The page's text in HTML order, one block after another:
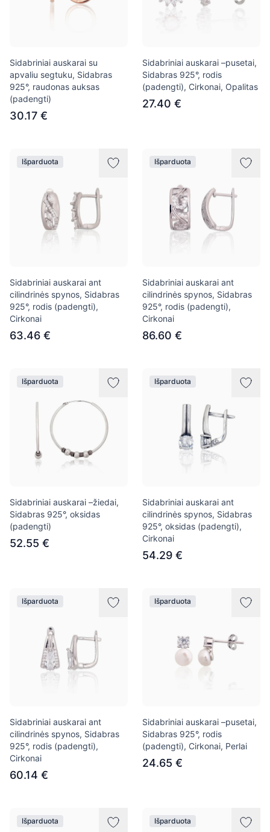
Sidabriniai auskarai su
apvaliu segtuku, Sidabras
925°, raudonas auksas
(padengti)
30.17 €
Sidabriniai auskarai –pusetai,
Sidabras 925°, rodis
(padengti), Cirkonai, Opalitas
27.40 €
Išparduota
Sidabriniai auskarai ant
cilindrinės spynos, Sidabras
925°, rodis (padengti),
Cirkonai
63.46 €
Išparduota
Sidabriniai auskarai ant
cilindrinės spynos, Sidabras
925°, rodis (padengti),
Cirkonai
86.60 €
Išparduota
Sidabriniai auskarai –žiedai,
Sidabras 925°, oksidas
(padengti)
52.55 €
Išparduota
Sidabriniai auskarai ant
cilindrinės spynos, Sidabras
925°, oksidas (padengti),
Cirkonai
54.29 €
Išparduota
Sidabriniai auskarai ant
cilindrinės spynos, Sidabras
925°, rodis (padengti),
Cirkonai
60.14 €
Išparduota
Sidabriniai auskarai –pusetai,
Sidabras 925°, rodis
(padengti), Cirkonai, Perlai
24.65 €
Išparduota Išparduota